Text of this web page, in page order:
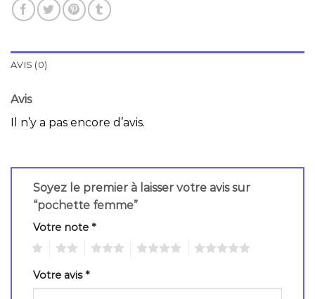
AVIS (0)
Avis
Il n’y a pas encore d’avis.
Soyez le premier à laisser votre avis sur
“pochette femme”
Votre note *
Votre avis*